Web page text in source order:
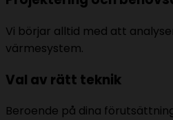
Vi börjar alltid med att
värmesystem.
Val av rätt teknik
Beroende på dina